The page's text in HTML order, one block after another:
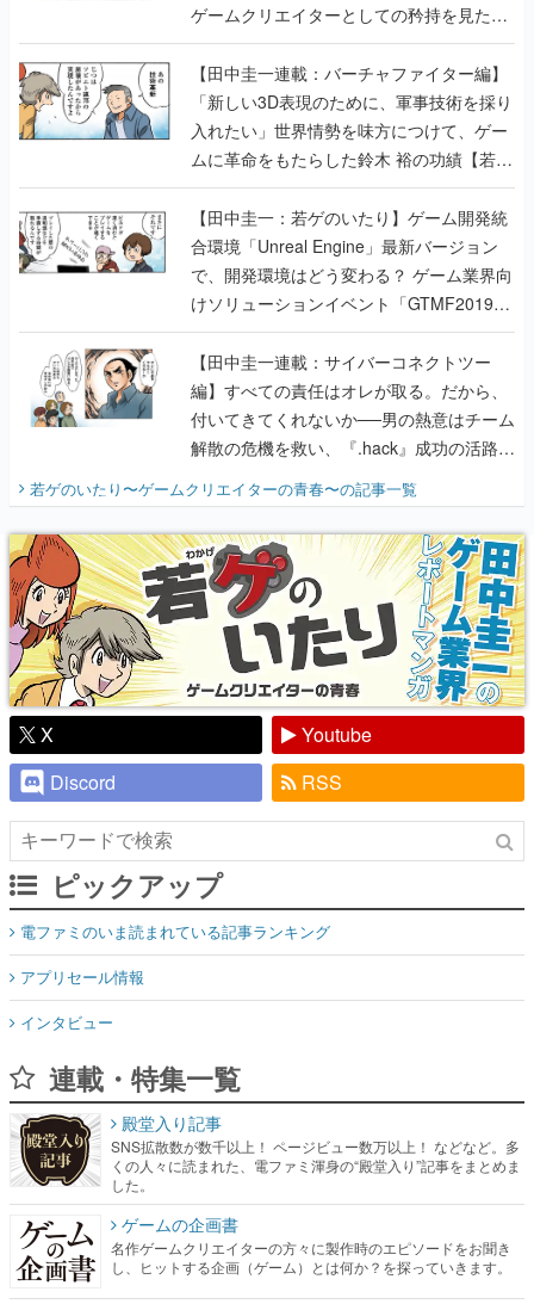
ゲームクリエイターとしての矜持を見た
【若ゲのいたり最終回】
【田中圭一連載：バーチャファイター編】
「新しい3D表現のために、軍事技術を採り
入れたい」世界情勢を味方につけて、ゲー
ムに革命をもたらした鈴木 裕の功績【若ゲ
のいたり】
【田中圭一：若ゲのいたり】ゲーム開発統
合環境「Unreal Engine」最新バージョン
で、開発環境はどう変わる？ ゲーム業界向
けソリューションイベント「GTMF2019」
に行って、より理解を深めよう【PR】
【田中圭一連載：サイバーコネクトツー
編】すべての責任はオレが取る。だから、
付いてきてくれないか──男の熱意はチーム
解散の危機を救い、『.hack』成功の活路を
『少年ジャンプ』色だった【若ゲのいた
り】
若ゲのいたり〜ゲームクリエイターの青春〜の記事一覧
X
Youtube
Discord
RSS
ピックアップ
電ファミのいま読まれている記事ランキング
アプリセール情報
インタビュー
連載・特集一覧
殿堂入り記事
SNS拡散数が数千以上！ ページビュー数万以上！ などなど。多
くの人々に読まれた、電ファミ渾身の“殿堂入り”記事をまとめま
した。
ゲームの企画書
名作ゲームクリエイターの方々に製作時のエピソードをお聞き
し、ヒットする企画（ゲーム）とは何か？を探っていきます。